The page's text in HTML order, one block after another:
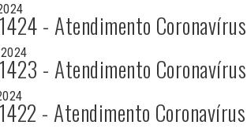
- Atendimento Coronavírus
- Atendimento Coronavírus
- Atendimento Coronavírus